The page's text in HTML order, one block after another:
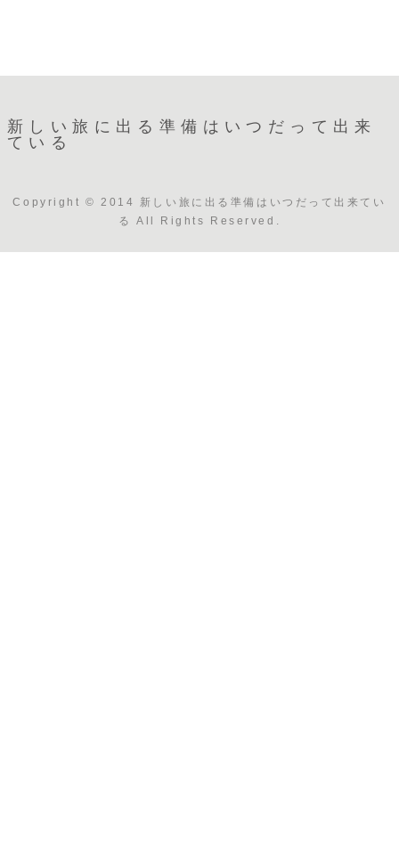
新しい旅に出る準備はいつだって出来
ている
Copyright © 2014 新しい旅に出る準備はいつだって出来てい
る All Rights Reserved.